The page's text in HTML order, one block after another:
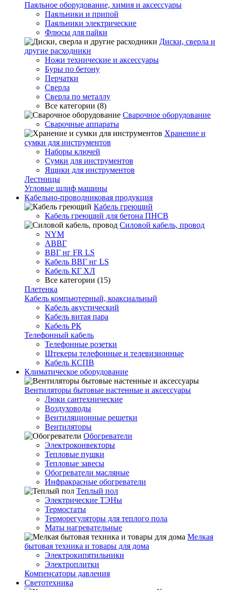
Паяльное оборудование, химия и аксессуары
Паяльники и припой
Паяльники электрические
Флюсы для пайки
Диски, сверла и
другие расходники
Ножи технические и аксессуары
Буры по бетону
Перчатки
Сверла
Сверла по металлу
Все категории (8)
Сварочное оборудование
Сварочные аппараты
Хранение и
сумки для инструментов
Наборы ключей
Сумки для инструментов
Ящики для инструментов
Лестницы
Угловые шлиф машины
Кабельно-проводниковая продукция
Кабель греющий
Кабель греющий для бетона ПНСВ
Силовой кабель, провод
NYM
АВВГ
ВВГ нг FR LS
Кабель ВВГ нг LS
Кабель КГ ХЛ
Все категории (15)
Плетенка
Кабель компьютерный, коаксиальный
Кабель акустический
Кабель витая пара
Кабель РК
Телефонный кабель
Телефонные розетки
Штекеры телефонные и телевизионные
Кабель КСПВ
Климатическое оборудование
Вентиляторы бытовые настенные и аксессуары
Люки сантехнические
Воздуховоды
Вентиляционные решетки
Вентиляторы
Обогреватели
Электроконвекторы
Тепловые пушки
Тепловые завесы
Обогреватели масляные
Инфракрасные обогреватели
Теплый пол
Электрические ТЭНы
Термостаты
Терморегуляторы для теплого пола
Маты нагревательные
Мелкая
бытовая техника и товары для дома
Электрокипятильники
Электроплитки
Компенсаторы давления
Светотехника